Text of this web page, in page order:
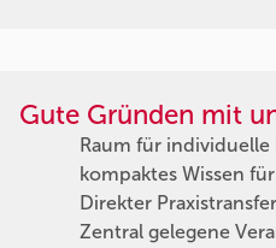
Gute Gründen mit
Raum für individuelle
kompaktes Wissen
Direkter
Zentral gelegene